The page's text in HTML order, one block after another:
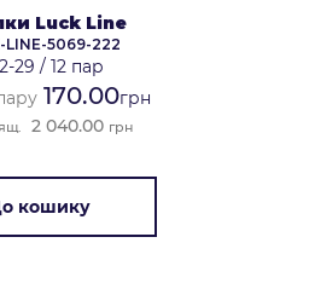
Luck Line
LINE-5069-222
29 / 12 пар
170.00грн
2 040.00 грн
кошику